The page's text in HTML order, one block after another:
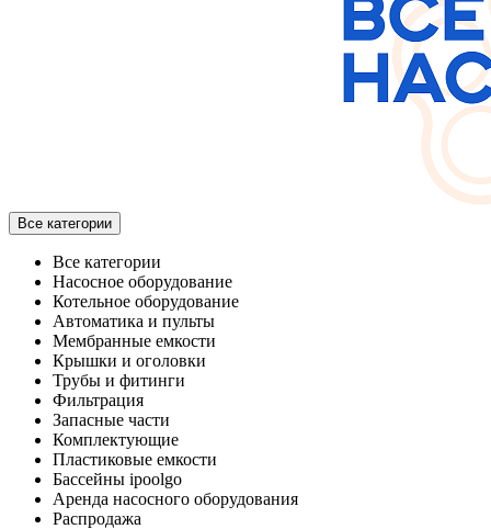
Все категории
Все категории
Насосное оборудование
Котельное оборудование
Автоматика и пульты
Мембранные емкости
Крышки и оголовки
Трубы и фитинги
Фильтрация
Запасные части
Комплектующие
Пластиковые емкости
Бассейны ipoolgo
Аренда насосного оборудования
Распродажа